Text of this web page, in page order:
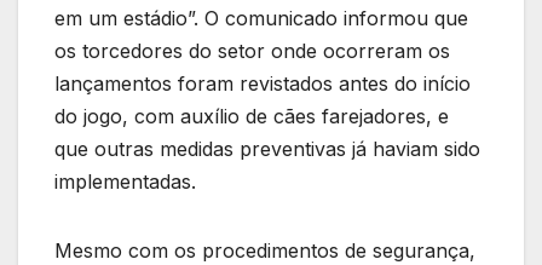
em um estádio”. O comunicado informou que
os torcedores do setor onde ocorreram os
lançamentos foram revistados antes do início
do jogo, com auxílio de cães farejadores, e
que outras medidas preventivas já haviam sido
implementadas.
Mesmo com os procedimentos de segurança,